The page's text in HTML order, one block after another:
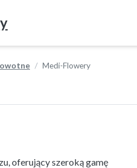
Medi-Flowery
oferujący szeroką gamę